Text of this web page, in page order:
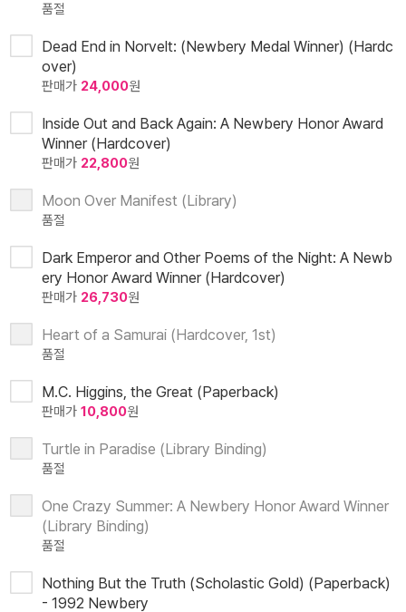
품절
Dead End in Norvelt: (Newbery Medal Winner) (Hardc
over)
판매가 24,000원
Inside Out and Back Again: A Newbery Honor Award
Winner (Hardcover)
판매가 22,800원
Moon Over Manifest (Library)
품절
Dark Emperor and Other Poems of the Night: A Newb
ery Honor Award Winner (Hardcover)
판매가 26,730원
Heart of a Samurai (Hardcover, 1st)
품절
M.C. Higgins, the Great (Paperback)
판매가 10,800원
Turtle in Paradise (Library Binding)
품절
One Crazy Summer: A Newbery Honor Award Winner
(Library Binding)
품절
Nothing But the Truth (Scholastic Gold) (Paperback)
- 1992 Newbery